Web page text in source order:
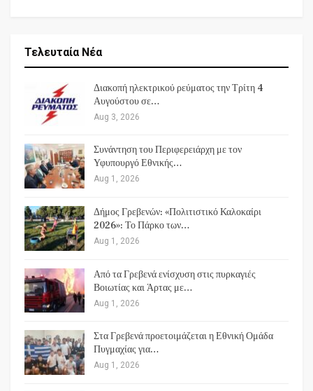
Τελευταία Νέα
Διακοπή ηλεκτρικού ρεύματος την Τρίτη 4
Αυγούστου σε…
Aug 3, 2026
Συνάντηση του Περιφερειάρχη με τον
Υφυπουργό Εθνικής…
Aug 1, 2026
Δήμος Γρεβενών: «Πολιτιστικό Καλοκαίρι
2026»: Το Πάρκο των…
Aug 1, 2026
Από τα Γρεβενά ενίσχυση στις πυρκαγιές
Βοιωτίας και Άρτας με…
Aug 1, 2026
Στα Γρεβενά προετοιμάζεται η Εθνική Ομάδα
Πυγμαχίας για…
Aug 1, 2026